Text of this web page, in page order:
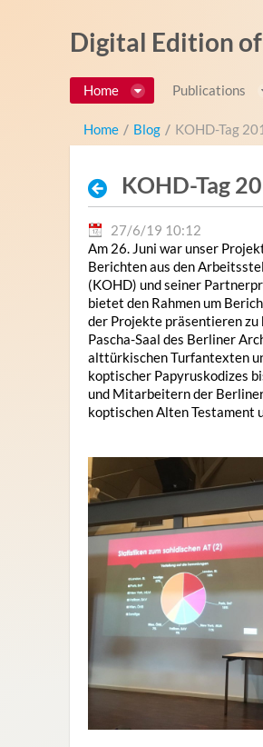
Digital Edition
Home Publications
Home / Blog / KOHD-Tag
KOHD-Tag
27/6/19 10:12
Am 26. Juni war unser
Berichten aus den
(KOHD) und seiner
bietet den Rahmen um
der Projekte präsentieren zu
Pascha-Saal des Berliner
alttürkischen Turfantexten
koptischer Papyruskodizes
und Mitarbeitern der
koptischen Alten Testament